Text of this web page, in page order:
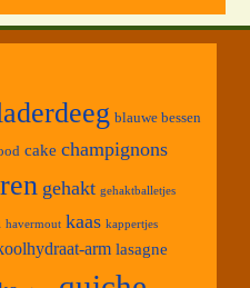
blauwe bessen
cake champignons
gehakt gehaktballetjes
havermout kaas kappertjes
arm lasagne